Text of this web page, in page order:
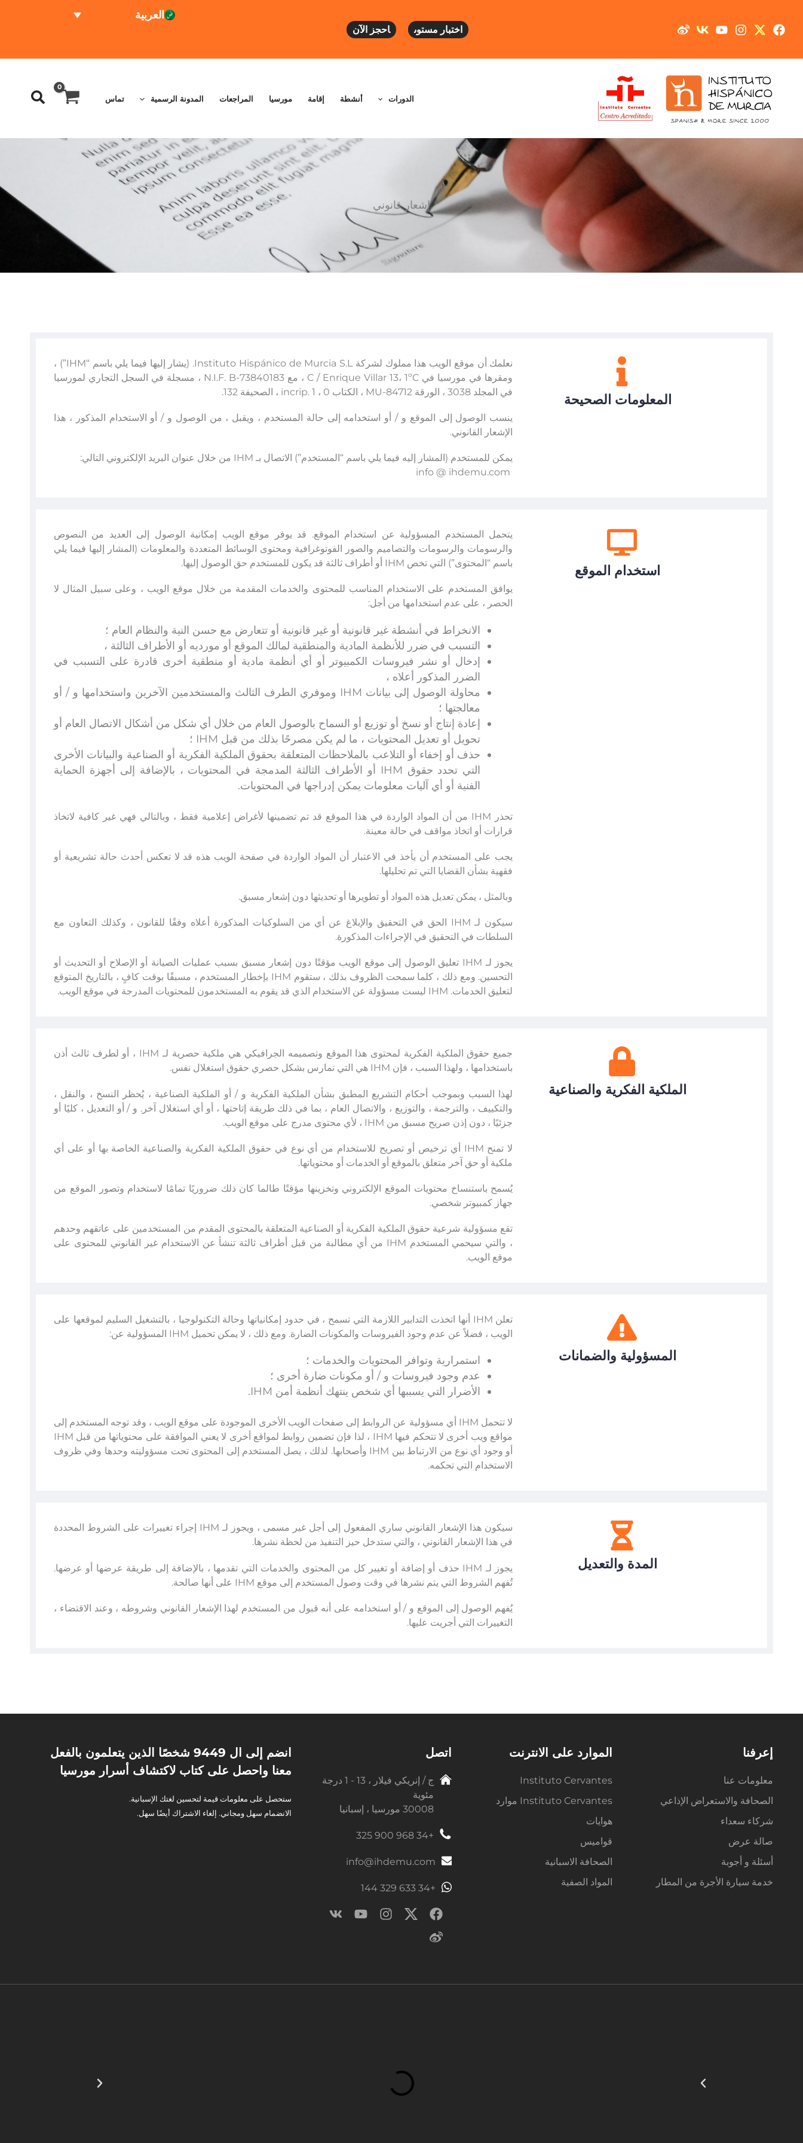
المحتوى
اختبار مستوى احجز الآن
العربية
الدورات أنشطة إقامة مورسيا المراجعات المدونة الرسمية تماس
إشعار قانوني
المعلومات الصحيحة
نعلمك أن موقع الويب هذا مملوك لشركة Instituto Hispánico de Murcia S.L. (يشار إليها فيما يلي باسم “IHM”) ،
ومقرها في مورسيا في C / Enrique Villar 13، 1ºC ، مع N.I.F. B-73840183 ، مسجلة في السجل التجاري لمورسيا
في المجلد 3038 ، الورقة MU-84712 ، الكتاب 0 ، incrip. 1 ، الصحيفة 132.
ينسب الوصول إلى الموقع و / أو استخدامه إلى حالة المستخدم ، ويقبل ، من الوصول و / أو الاستخدام المذكور ، هذا
الإشعار القانوني.
يمكن للمستخدم (المشار إليه فيما يلي باسم “المستخدم”) الاتصال بـ IHM من خلال عنوان البريد الإلكتروني التالي:
info @ ihdemu.com
استخدام الموقع
يتحمل المستخدم المسؤولية عن استخدام الموقع. قد يوفر موقع الويب إمكانية الوصول إلى العديد من النصوص
والرسومات والرسومات والتصاميم والصور الفوتوغرافية ومحتوى الوسائط المتعددة والمعلومات (المشار إليها فيما يلي
باسم “المحتوى”) التي تخص IHM أو أطراف ثالثة قد يكون للمستخدم حق الوصول إليها.
يوافق المستخدم على الاستخدام المناسب للمحتوى والخدمات المقدمة من خلال موقع الويب ، وعلى سبيل المثال لا
الحصر ، على عدم استخدامها من أجل:
الانخراط في أنشطة غير قانونية أو غير قانونية أو تتعارض مع حسن النية والنظام العام ؛
التسبب في ضرر للأنظمة المادية والمنطقية لمالك الموقع أو مورديه أو الأطراف الثالثة ،
إدخال أو نشر فيروسات الكمبيوتر أو أي أنظمة مادية أو منطقية أخرى قادرة على التسبب في
الضرر المذكور أعلاه ،
محاولة الوصول إلى بيانات IHM وموفري الطرف الثالث والمستخدمين الآخرين واستخدامها و / أو
معالجتها ؛
إعادة إنتاج أو نسخ أو توزيع أو السماح بالوصول العام من خلال أي شكل من أشكال الاتصال العام أو
تحويل أو تعديل المحتويات ، ما لم يكن مصرحًا بذلك من قبل IHM ؛
حذف أو إخفاء أو التلاعب بالملاحظات المتعلقة بحقوق الملكية الفكرية أو الصناعية والبيانات الأخرى
التي تحدد حقوق IHM أو الأطراف الثالثة المدمجة في المحتويات ، بالإضافة إلى أجهزة الحماية
الفنية أو أي آليات معلومات يمكن إدراجها في المحتويات.
تحذر IHM من أن المواد الواردة في هذا الموقع قد تم تضمينها لأغراض إعلامية فقط ، وبالتالي فهي غير كافية لاتخاذ
قرارات أو اتخاذ مواقف في حالة معينة.
يجب على المستخدم أن يأخذ في الاعتبار أن المواد الواردة في صفحة الويب هذه قد لا تعكس أحدث حالة تشريعية أو
فقهية بشأن القضايا التي تم تحليلها.
وبالمثل ، يمكن تعديل هذه المواد أو تطويرها أو تحديثها دون إشعار مسبق.
سيكون لـ IHM الحق في التحقيق والإبلاغ عن أي من السلوكيات المذكورة أعلاه وفقًا للقانون ، وكذلك التعاون مع
السلطات في التحقيق في الإجراءات المذكورة.
يجوز لـ IHM تعليق الوصول إلى موقع الويب مؤقتًا دون إشعار مسبق بسبب عمليات الصيانة أو الإصلاح أو التحديث أو
التحسين. ومع ذلك ، كلما سمحت الظروف بذلك ، ستقوم IHM بإخطار المستخدم ، مسبقًا بوقت كافٍ ، بالتاريخ المتوقع
لتعليق الخدمات. IHM ليست مسؤولة عن الاستخدام الذي قد يقوم به المستخدمون للمحتويات المدرجة في موقع الويب.
الملكية الفكرية والصناعية
جميع حقوق الملكية الفكرية لمحتوى هذا الموقع وتصميمه الجرافيكي هي ملكية حصرية لـ IHM ، أو لطرف ثالث أذن
باستخدامها ، ولهذا السبب ، فإن IHM هي التي تمارس بشكل حصري حقوق استغلال نفس.
لهذا السبب وبموجب أحكام التشريع المطبق بشأن الملكية الفكرية و / أو الملكية الصناعية ، يُحظر النسخ ، والنقل ،
والتكييف ، والترجمة ، والتوزيع ، والاتصال العام ، بما في ذلك طريقة إتاحتها ، أو أي استغلال آخر. و / أو التعديل ، كليًا أو
جزئيًا ، دون إذن صريح مسبق من IHM ، لأي محتوى مدرج على موقع الويب.
لا تمنح IHM أي ترخيص أو تصريح للاستخدام من أي نوع في حقوق الملكية الفكرية والصناعية الخاصة بها أو على أي
ملكية أو حق آخر متعلق بالموقع أو الخدمات أو محتوياتها.
يُسمح باستنساخ محتويات الموقع الإلكتروني وتخزينها مؤقتًا طالما كان ذلك ضروريًا تمامًا لاستخدام وتصور الموقع من
جهاز كمبيوتر شخصي.
تقع مسؤولية شرعية حقوق الملكية الفكرية أو الصناعية المتعلقة بالمحتوى المقدم من المستخدمين على عاتقهم وحدهم
، والتي سيحمي المستخدم IHM من أي مطالبة من قبل أطراف ثالثة تنشأ عن الاستخدام غير القانوني للمحتوى على
موقع الويب.
المسؤولية والضمانات
تعلن IHM أنها اتخذت التدابير اللازمة التي تسمح ، في حدود إمكانياتها وحالة التكنولوجيا ، بالتشغيل السليم لموقعها على
الويب ، فضلاً عن عدم وجود الفيروسات والمكونات الضارة. ومع ذلك ، لا يمكن تحميل IHM المسؤولية عن:
استمرارية وتوافر المحتويات والخدمات ؛
عدم وجود فيروسات و / أو مكونات ضارة أخرى ؛
الأضرار التي يسببها أي شخص ينتهك أنظمة أمن IHM.
لا تتحمل IHM أي مسؤولية عن الروابط إلى صفحات الويب الأخرى الموجودة على موقع الويب ، وقد توجه المستخدم إلى
مواقع ويب أخرى لا تتحكم فيها IHM ، لذا فإن تضمين روابط لمواقع أخرى لا يعني الموافقة على محتوياتها من قبل IHM
أو وجود أي نوع من الارتباط بين IHM وأصحابها. لذلك ، يصل المستخدم إلى المحتوى تحت مسؤوليته وحدها وفي ظروف
الاستخدام التي تحكمه.
المدة والتعديل
سيكون هذا الإشعار القانوني ساري المفعول إلى أجل غير مسمى ، ويجوز لـ IHM إجراء تغييرات على الشروط المحددة
في هذا الإشعار القانوني ، والتي ستدخل حيز التنفيذ من لحظة نشرها.
يجوز لـ IHM حذف أو إضافة أو تغيير كل من المحتوى والخدمات التي تقدمها ، بالإضافة إلى طريقة عرضها أو عرضها.
تُفهم الشروط التي يتم نشرها في وقت وصول المستخدم إلى موقع IHM على أنها صالحة.
يُفهم الوصول إلى الموقع و / أو استخدامه على أنه قبول من المستخدم لهذا الإشعار القانوني وشروطه ، وعند الاقتضاء ،
التغييرات التي أجريت عليها.
إعرفنا
معلومات عنا
الصحافة والاستعراض الإذاعي
شركاء سعداء
صالة عرض
أسئلة و أجوبة
خدمة سيارة الأجرة من المطار
الموارد على الانترنت
Instituto Cervantes
Instituto Cervantes موارد
هوايات
قواميس
الصحافة الاسبانية
المواد الصفية
اتصل
ج / إنريكي فيلار ، 13 - 1 درجة
مئوية
30008 مورسيا ، إسبانيا
+34 968 900 325
info@ihdemu.com
+34 633 329 144
انضم إلى ال 9449 شخصًا الذين يتعلمون بالفعل
معنا واحصل على كتاب لاكتشاف أسرار مورسيا
ستحصل على معلومات قيمة لتحسين لغتك الإسبانية.
الانضمام سهل ومجاني. إلغاء الاشتراك أيضًا سهل.